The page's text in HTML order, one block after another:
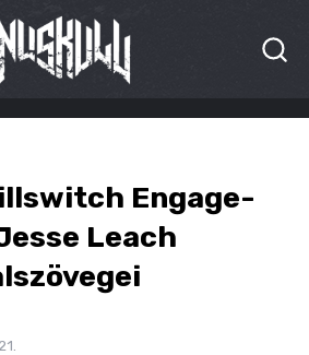
Engage-
Leach